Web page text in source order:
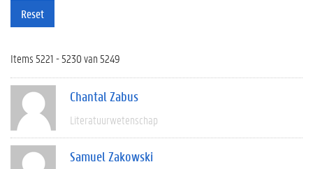
Reset
Items 5221 - 5230 van 5249
Chantal Zabus
Literatuurwetenschap
Samuel Zakowski